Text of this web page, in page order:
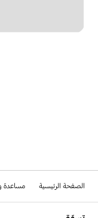
الصفحة الرئيسية مساعدة